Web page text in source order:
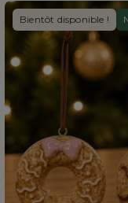
Bientôt disponible !